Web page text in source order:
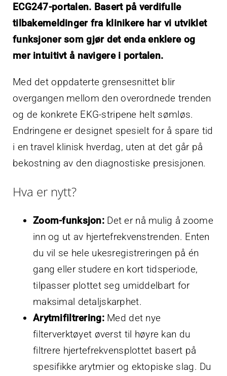
ECG247-portalen. Basert på verdifulle
tilbakemeldinger fra klinikere har vi utviklet
funksjoner som gjør det enda enklere og
mer intuitivt å navigere i portalen.
Med det oppdaterte grensesnittet blir
overgangen mellom den overordnede trenden
og de konkrete EKG-stripene helt sømløs.
Endringene er designet spesielt for å spare tid
i en travel klinisk hverdag, uten at det går på
bekostning av den diagnostiske presisjonen.
Hva er nytt?
Zoom-funksjon: Det er nå mulig å zoome
inn og ut av hjertefrekvenstrenden. Enten
du vil se hele ukesregistreringen på én
gang eller studere en kort tidsperiode,
tilpasser plottet seg umiddelbart for
maksimal detaljskarphet.
Arytmifiltrering:Med det nye
filterverktøyet øverst til høyre kan du
filtrere hjertefrekvensplottet basert på
spesifikke arytmier og ektopiske slag. Du